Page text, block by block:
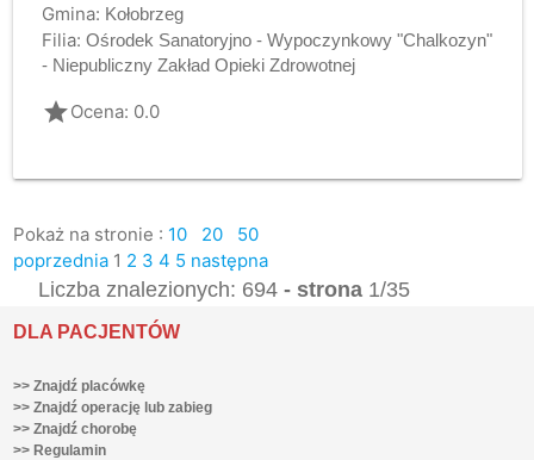
Gmina: Kołobrzeg
Filia: Ośrodek Sanatoryjno - Wypoczynkowy "Chalkozyn"
- Niepubliczny Zakład Opieki Zdrowotnej
gradeOcena: 0.0
Pokaż na stronie : 10 20
50
poprzednia 1 2 3 4 5 następna
Liczba znalezionych: 694- strona 1/35
DLA PACJENTÓW
>> Znajdź placówkę
>> Znajdź operację lub zabieg
>> Znajdź chorobę
>> Regulamin